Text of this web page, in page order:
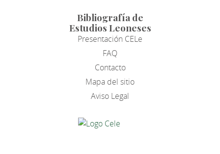
Bibliografía de
Estudios Leoneses
Presentación CELe
FAQ
Contacto
Mapa del sitio
Aviso Legal